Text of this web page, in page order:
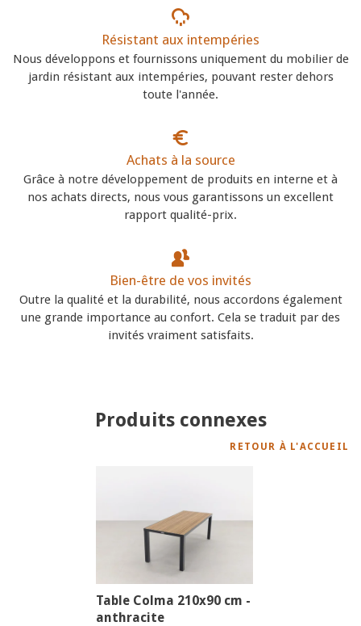
Résistant aux intempéries
Nous développons et fournissons uniquement du mobilier de
jardin résistant aux intempéries, pouvant rester dehors
toute l'année.
Achats à la source
Grâce à notre développement de produits en interne et à
nos achats directs, nous vous garantissons un excellent
rapport qualité-prix.
Bien-être de vos invités
Outre la qualité et la durabilité, nous accordons également
une grande importance au confort. Cela se traduit par des
invités vraiment satisfaits.
Produits connexes
RETOUR À L'ACCUEIL
Table Colma 210x90 cm -
anthracite